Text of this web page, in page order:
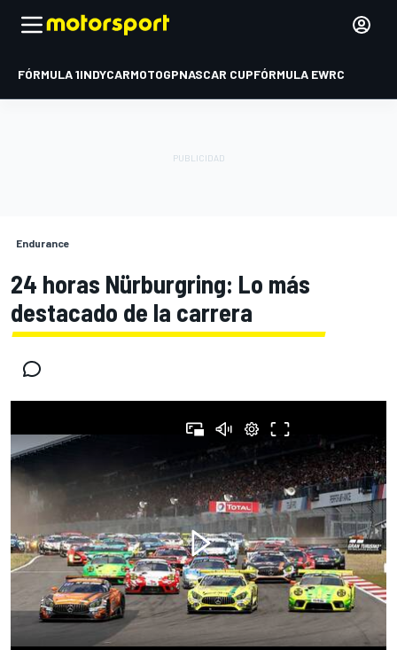
FÓRMULA 1INDYCARMOTOGPNASCAR CUPFÓRMULA EWRC
Endurance
24 horas Nürburgring: Lo más
destacado de la carrera